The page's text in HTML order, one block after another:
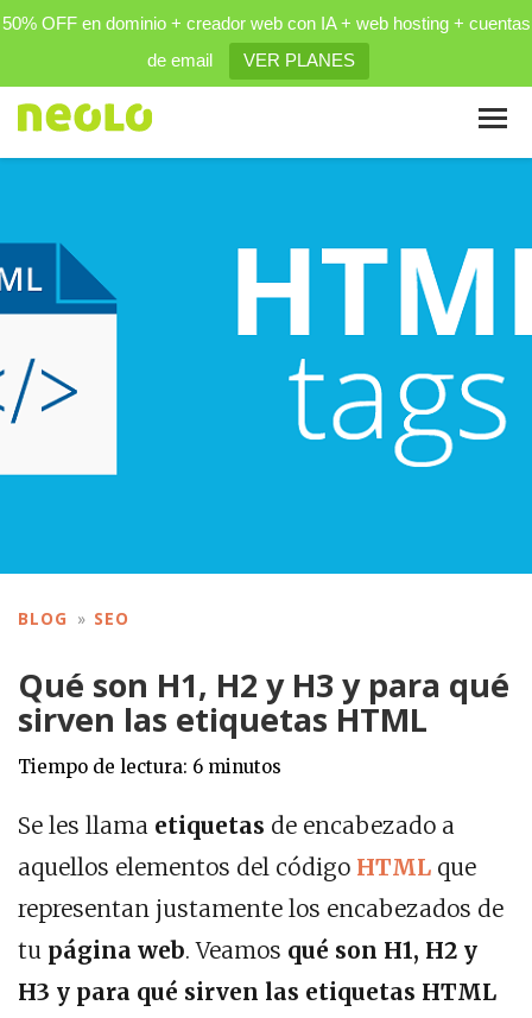
50% OFF en dominio + creador web con IA + web hosting + cuentas
de email
VER PLANES
BLOG SEO
Qué son H1, H2 y H3 y para qué
sirven las etiquetas HTML
Tiempo de lectura: 6 minutos
Se les llama etiquetas de encabezado a
aquellos elementos del código HTML que
representan justamente los encabezados de
tu página web. Veamos qué son H1, H2 y
H3 y para qué sirven las etiquetas HTML